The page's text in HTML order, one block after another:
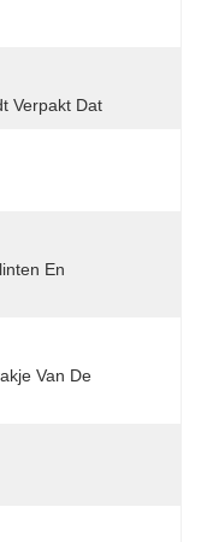
Verpakt Dat
En
Van De